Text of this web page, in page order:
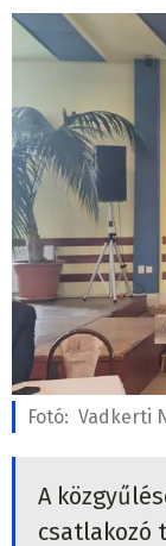
Fotó: Vadkerti
A
csatlakozó